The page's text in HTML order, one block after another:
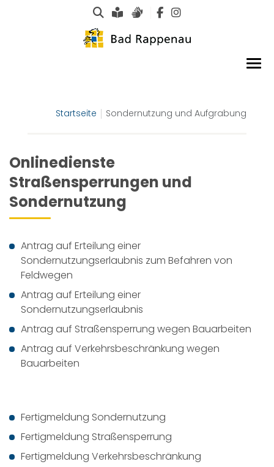
Suche
Leichte Sprache
Gebärdensprachen
Startseite Sondernutzung und Aufgrabung
Onlinedienste
Straßensperrungen und
Sondernutzung
Antrag auf Erteilung einer
Sondernutzungserlaubnis zum Befahren von
Feldwegen
Antrag auf Erteilung einer
Sondernutzungserlaubnis
Antrag auf Straßensperrung wegen Bauarbeiten
Antrag auf Verkehrsbeschränkung wegen
Bauarbeiten
Fertigmeldung Sondernutzung
Fertigmeldung Straßensperrung
Fertigmeldung Verkehrsbeschränkung